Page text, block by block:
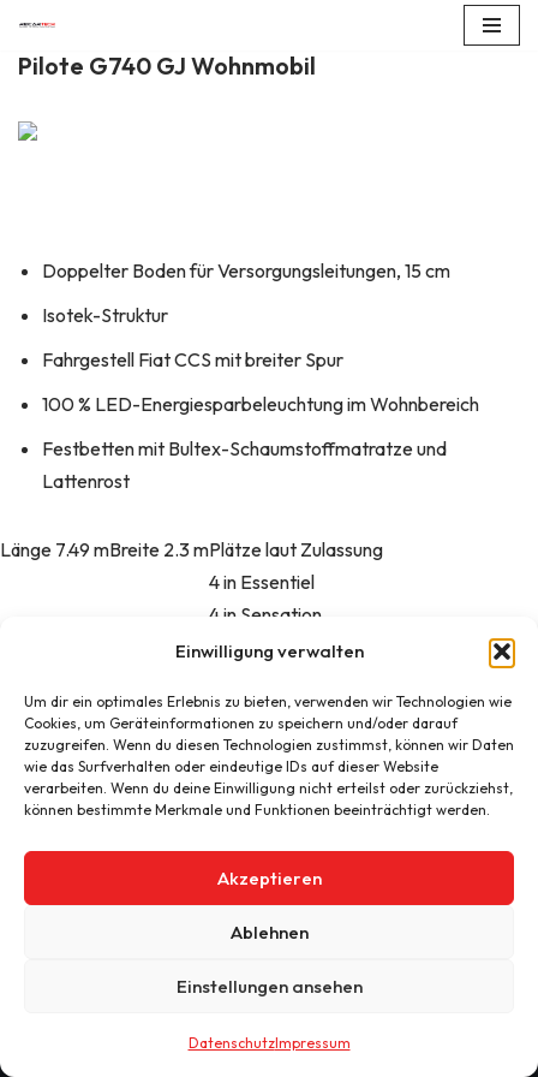
Einwilligung verwalten
Um dir ein optimales Erlebnis zu bieten, verwenden wir Technologien wie
Cookies, um Geräteinformationen zu speichern und/oder darauf
zuzugreifen. Wenn du diesen Technologien zustimmst, können wir Daten
wie das Surfverhalten oder eindeutige IDs auf dieser Website
verarbeiten. Wenn du deine Einwilligung nicht erteilst oder zurückziehst,
können bestimmte Merkmale und Funktionen beeinträchtigt werden.
Akzeptieren
Ablehnen
Einstellungen ansehen
DatenschutzImpressum
Zum
springen
Pilote G740 GJ Wohnmobil
Doppelter Boden für Versorgungsleitungen, 15 cm
Isotek-Struktur
Fahrgestell Fiat CCS mit breiter Spur
100 % LED-Energiesparbeleuchtung im Wohnbereich
Festbetten mit Bultex-Schaumstoffmatratze und
Lattenrost
Länge 7.49 mBreite 2.3 mPlätze laut Zulassung
4 in Essentiel
4 in Sensation
3 in Emotion
455 kg in Essentiel
425 kg in Sensation
395 kg in Emotion
Technisch zulässige Gesamtmasse3500 kg
Zeven GmbH.
Kontakt Impressum